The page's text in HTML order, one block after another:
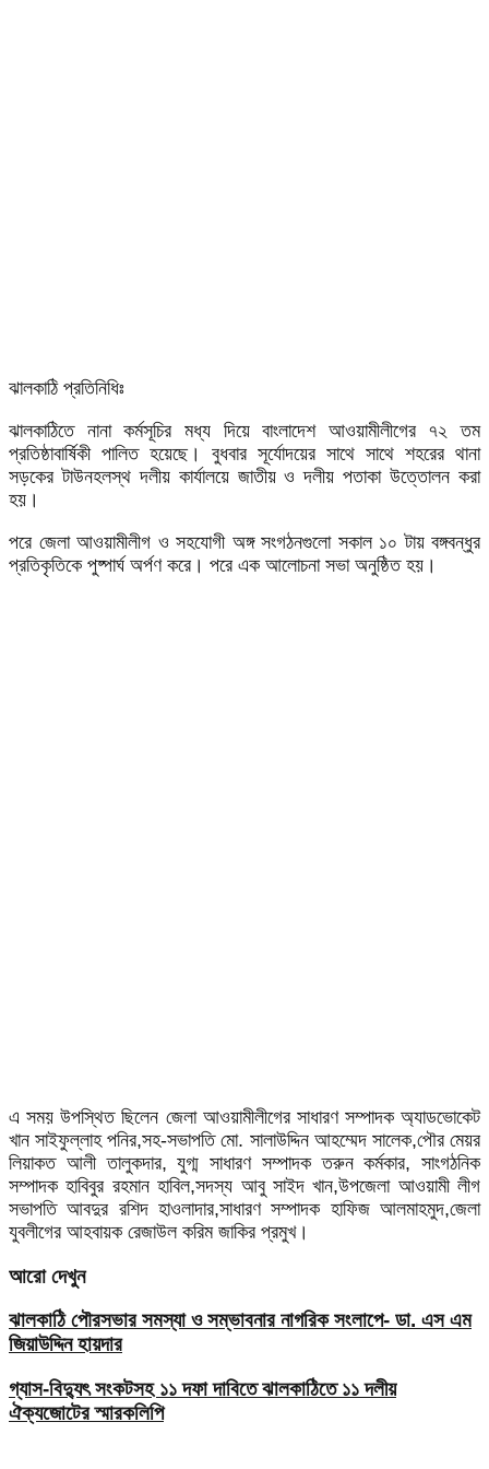
ঝালকাঠি প্রতিনিধিঃ
ঝালকাঠিতে নানা কর্মসূচির মধ্য দিয়ে বাংলাদেশ আওয়ামীলীগের ৭২ তম
প্রতিষ্ঠাবার্ষিকী পালিত হয়েছে। বুধবার সূর্যোদয়ের সাথে সাথে শহরের থানা
সড়কের টাউনহলস্থ দলীয় কার্যালয়ে জাতীয় ও দলীয় পতাকা উত্তোলন করা
হয়।
পরে জেলা আওয়ামীলীগ ও সহযোগী অঙ্গ সংগঠনগুলো সকাল ১০ টায় বঙ্গবন্ধুর
প্রতিকৃতিকে পুষ্পার্ঘ অর্পণ করে। পরে এক আলোচনা সভা অনুষ্ঠিত হয়।
এ সময় উপস্থিত ছিলেন জেলা আওয়ামীলীগের সাধারণ সম্পাদক অ্যাডভোকেট
খান সাইফুল্লাহ পনির,সহ-সভাপতি মো. সালাউদ্দিন আহম্মেদ সালেক,পৌর মেয়র
লিয়াকত আলী তালুকদার, যুগ্ম সাধারণ সম্পাদক তরুন কর্মকার, সাংগঠনিক
সম্পাদক হাবিবুর রহমান হাবিল,সদস্য আবু সাইদ খান,উপজেলা আওয়ামী লীগ
সভাপতি আবদুর রশিদ হাওলাদার,সাধারণ সম্পাদক হাফিজ আলমাহমুদ,জেলা
যুবলীগের আহবায়ক রেজাউল করিম জাকির প্রমুখ।
আরো দেখুন
ঝালকাঠি পৌরসভার সমস্যা ও সম্ভাবনার নাগরিক সংলাপে- ডা. এস এম
জিয়াউদ্দিন হায়দার
গ্যাস-বিদ্যুৎ সংকটসহ ১১ দফা দাবিতে ঝালকাঠিতে ১১ দলীয়
ঐক্যজোটের স্মারকলিপি